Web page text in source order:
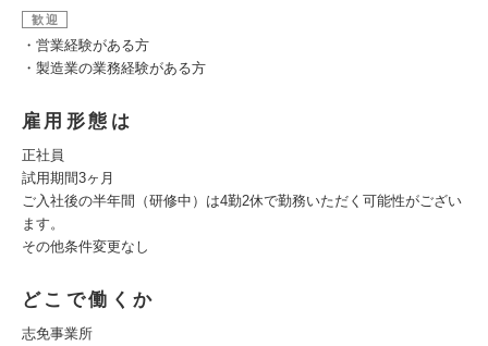
歓迎
・営業経験がある方
・製造業の業務経験がある方
雇用形態は
正社員
試用期間3ヶ月
ご入社後の半年間（研修中）は4勤2休で勤務いただく可能性がござい
ます。
その他条件変更なし
どこで働くか
志免事業所